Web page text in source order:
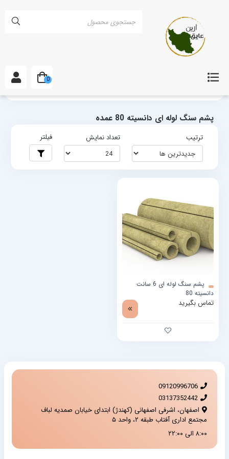
پشم سنگ لوله ای دانسیته 80 عمده
ترتیب تعداد نمایش فیلتر
پشم سنگ لوله ای 6 سانت
دانسیته 80
تماس بگیرید
09120996706
03137352442
اصفهان، اشرفی اصفهانی (کهندژ) ابتدای خیابان صمدیه لباف
مجتمع اداری آفتاب طبقه ۲، واحد ۵
۸:۰۰ الی ۲۲:۰۰
0